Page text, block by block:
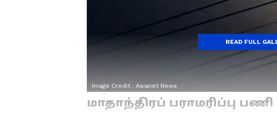
Image Credit : Asianet News
மாதாந்திரப் பராமரிப்பு பணி
READ FULL